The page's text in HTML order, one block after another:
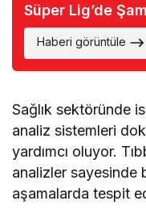
Süper Lig’de
Haberi görüntüle
Sağlık sektöründe
analiz sistemleri
yardımcı oluyor.
analizler sayesinde
aşamalarda tespit